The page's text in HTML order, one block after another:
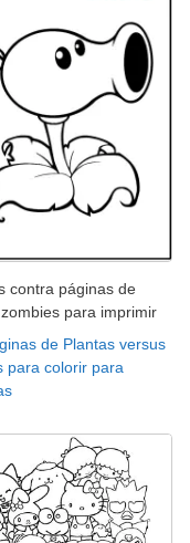
contra páginas de
para imprimir
de Plantas versus
para colorir para